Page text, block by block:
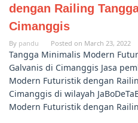
dengan Railing
Cimanggis
By pandu Posted on March 23, 2022
Tangga Minimalis Modern
Galvanis di Cimanggis Jasa
Modern Futuristik dengan
Cimanggis di wilayah
Modern Futuristik dengan